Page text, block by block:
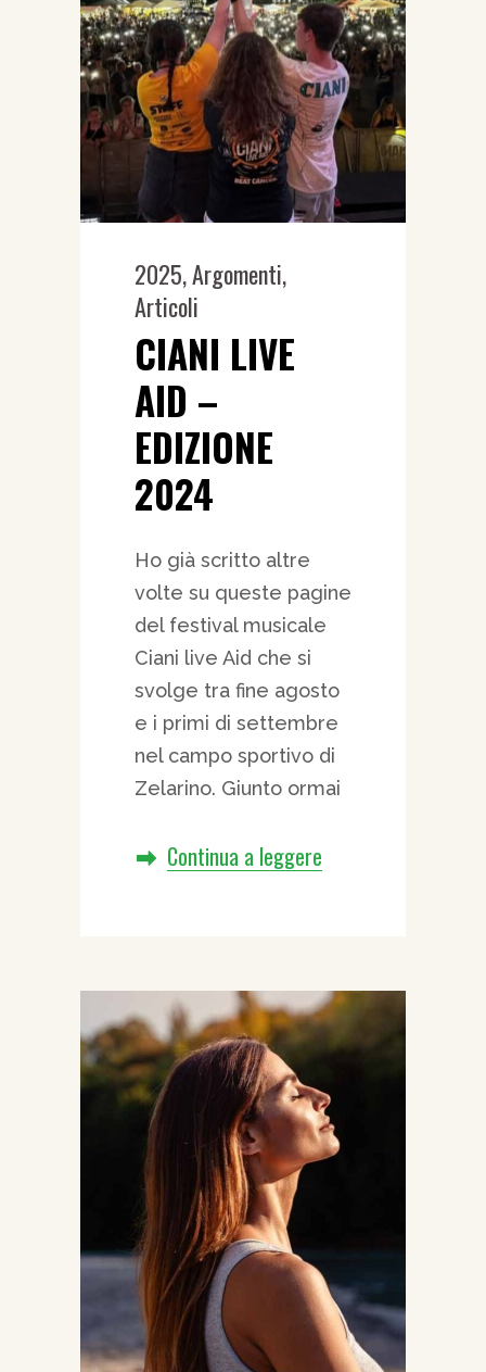
2025,Argomenti,
Articoli
CIANI LIVE
AID –
EDIZIONE
2024
Ho già scritto altre
volte su queste pagine
del festival musicale
Ciani live Aid che si
svolge tra fine agosto
e i primi di settembre
nel campo sportivo di
Zelarino. Giunto ormai
Continua a leggere